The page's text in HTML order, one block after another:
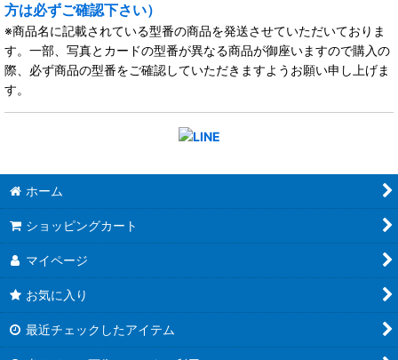
方は必ずご確認下さい）
※商品名に記載されている型番の商品を発送させていただいておりま
す。一部、写真とカードの型番が異なる商品が御座いますので購入の
際、必ず商品の型番をご確認していただきますようお願い申し上げま
す。
ホーム
ショッピングカート
マイページ
お気に入り
最近チェックしたアイテム